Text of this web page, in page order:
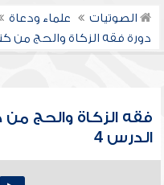
الصوتيات علماء ودعاة
دورة فقه الزكاة والحج من
فقه الزكاة والحج
الدرس 4